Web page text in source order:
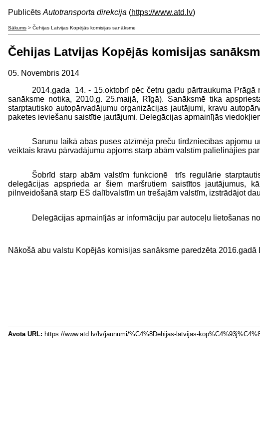
Publicēts Autotransporta direkcija (https://www.atd.lv)
Sākums > Čehijas Latvijas Kopējās komisijas sanāksme
Čehijas Latvijas Kopējās komisijas
05. Novembris 2014
2014.gada 14. - 15.oktobrī pēc četru gadu pārtraukuma
sanāksme notika, 2010.g. 25.maijā, Rīgā). Sanāksmē tika
starptautisko autopārvadājumu organizācijas jautājumi, kravu
paketes ieviešanu saistītie jautājumi. Delegācijas apmainījās
Sarunu laikā abas puses atzīmēja preču tirdzniecības apjomu
veiktais kravu pārvadājumu apjoms starp abām valstīm palielinājies
Šobrīd starp abām valstīm funkcionē trīs regulārie
delegācijas apsprieda ar šiem maršrutiem saistītos jautājumus,
pilnveidošanā starp ES dalībvalstīm un trešajām valstīm, izstrādājot
Delegācijas apmainījās ar informāciju par autoceļu lietošanas
Nākošā abu valstu Kopējās komisijas sanāksme paredzēta 2016.gadā
Avota URL: https://www.atd.lv/lv/jaunumi/%C4%8Dehijas-latvijas-